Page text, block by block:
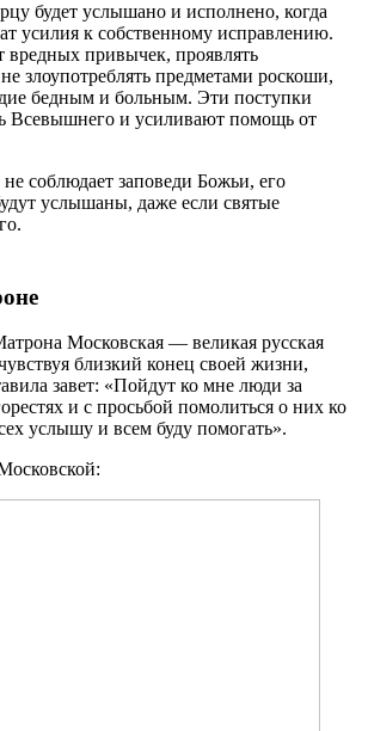
будет услышано и исполнено, когда
усилия к собственному исправлению.
вредных привычек, проявлять
злоупотреблять предметами роскоши,
бедным и больным. Эти поступки
Всевышнего и усиливают помощь от
соблюдает заповеди Божьи, его
услышаны, даже если святые
Московская — великая русская
близкий конец своей жизни,
завет: «Пойдут ко мне люди за
и с просьбой помолиться о них ко
услышу и всем буду помогать».